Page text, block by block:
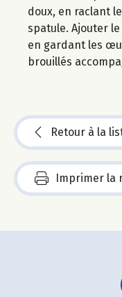
doux, en raclant
spatule. Ajouter
en gardant les
brouillés
Retour à la
Imprimer la